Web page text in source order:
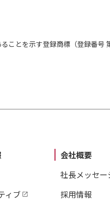
とを示す登録商標（登録番号
ィブ
会社概要
社長メッセー
採用情報